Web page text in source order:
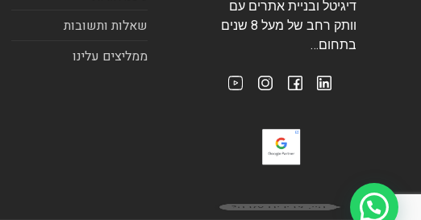
דיגיטל ובניית אתרים עם
וותק רחב של מעל 8 שנים
בתחום…
שאלות ותשובות
ממליצים עלינו
היי, צריכים עזרה?